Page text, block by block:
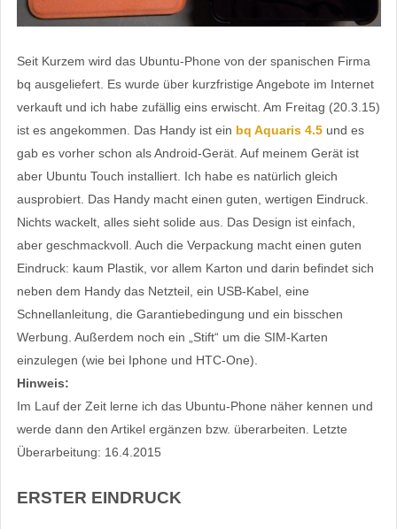
Seit Kurzem wird das Ubuntu-Phone von der spanischen Firma
bq ausgeliefert. Es wurde über kurzfristige Angebote im Internet
verkauft und ich habe zufällig eins erwischt. Am Freitag (20.3.15)
ist es angekommen. Das Handy ist ein bq Aquaris 4.5 und es
gab es vorher schon als Android-Gerät. Auf meinem Gerät ist
aber Ubuntu Touch installiert. Ich habe es natürlich gleich
ausprobiert. Das Handy macht einen guten, wertigen Eindruck.
Nichts wackelt, alles sieht solide aus. Das Design ist einfach,
aber geschmackvoll. Auch die Verpackung macht einen guten
Eindruck: kaum Plastik, vor allem Karton und darin befindet sich
neben dem Handy das Netzteil, ein USB-Kabel, eine
Schnellanleitung, die Garantiebedingung und ein bisschen
Werbung. Außerdem noch ein „Stift“ um die SIM-Karten
einzulegen (wie bei Iphone und HTC-One).
Hinweis:
Im Lauf der Zeit lerne ich das Ubuntu-Phone näher kennen und
werde dann den Artikel ergänzen bzw. überarbeiten. Letzte
Überarbeitung: 16.4.2015
ERSTER EINDRUCK